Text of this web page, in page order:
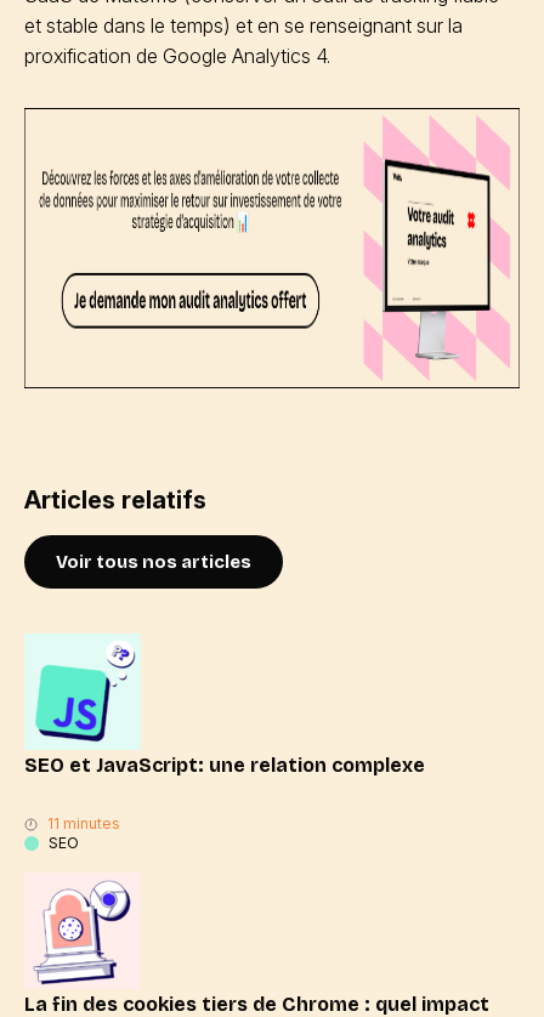
et stable dans le temps) et en se renseignant sur la
proxification de Google Analytics 4.
Articles relatifs
Voir tous nos articles
SEO et JavaScript: une relation complexe
11 minutes
SEO
La fin des cookies tiers de Chrome : quel impact